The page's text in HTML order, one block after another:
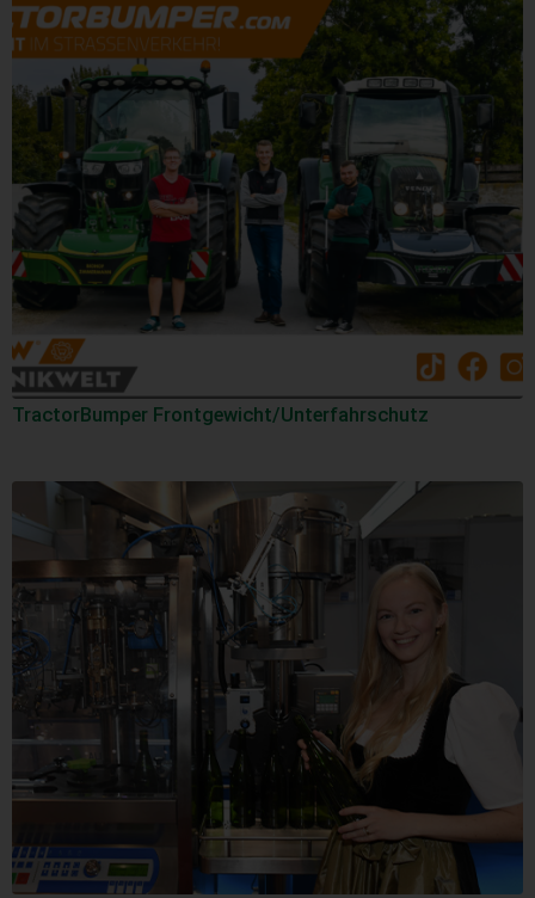
TractorBumper Frontgewicht/Unterfahrschutz